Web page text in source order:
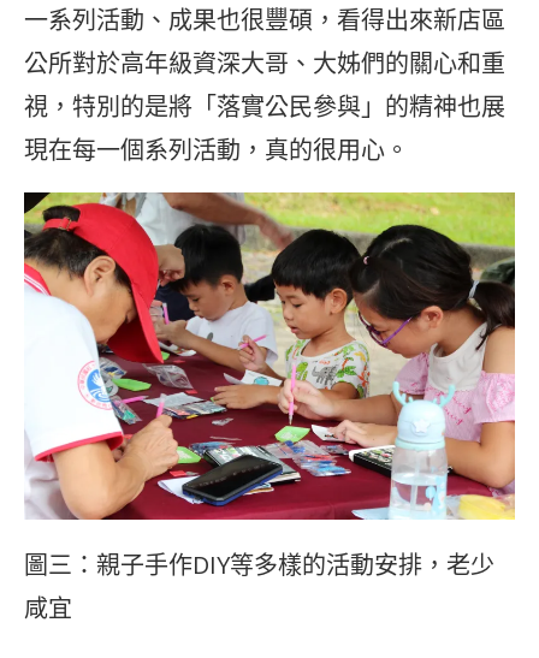
一系列活動、成果也很豐碩，看得出來新店區
公所對於高年級資深大哥、大姊們的關心和重
視，特別的是將「落實公民參與」的精神也展
現在每一個系列活動，真的很用心。
圖三：親子手作DIY等多樣的活動安排，老少
咸宜